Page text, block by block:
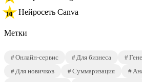
Нейросеть Canva
Метки
Онлайн-сервис Для бизнеса
Для новичков
Суммаризация